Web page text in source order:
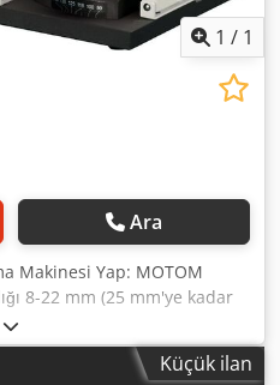
1 / 1
Ara
Makinesi Yap: MOTOM
8-22 mm (25 mm'ye kadar
için CBN 200 taşlama taşı
seti Chjdpfxob Ecp Ae
Küçük ilan